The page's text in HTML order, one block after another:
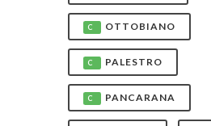
C OTTOBIANO
C PALESTRO
C PANCARANA